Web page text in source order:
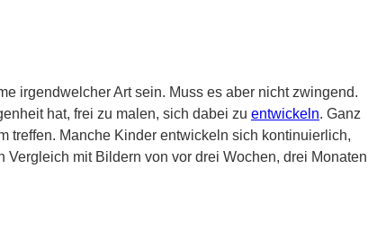
irgendwelcher Art sein. Muss es aber nicht zwingend.
hat, frei zu malen, sich dabei zu entwickeln. Ganz
treffen. Manche Kinder entwickeln sich kontinuierlich,
mit Bildern von vor drei Wochen, drei Monaten